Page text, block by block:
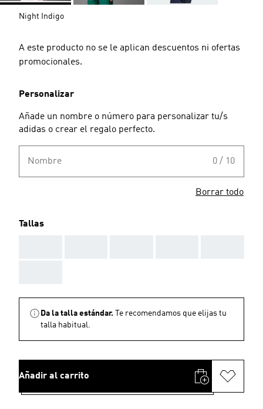
Night Indigo
A este producto no se le aplican descuentos ni ofertas
promocionales.
Personalizar
Añade un nombre o número para personalizar tu/s
adidas o crear el regalo perfecto.
Nombre 0 / 10
Borrar todo
Tallas
Da la talla estándar.
Te recomendamos que elijas tu
talla habitual.
Añadir al carrito